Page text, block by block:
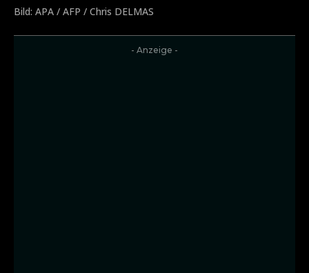
Bild: APA / AFP / Chris DELMAS
- Anzeige -